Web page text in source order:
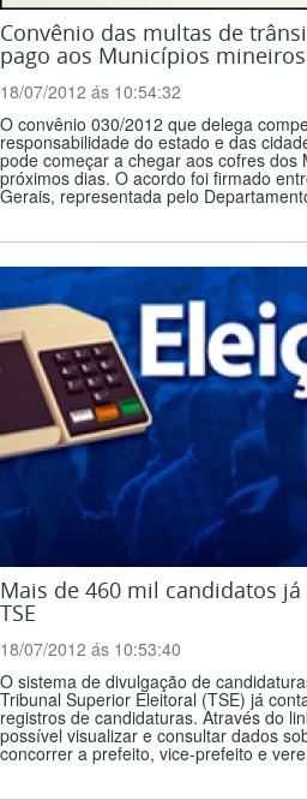
Convênio das multas de
pago aos Municípios mineiros
18/07/2012 ás 10:54:32
O convênio 030/2012 que delega
responsabilidade do estado e das
pode começar a chegar aos cofres dos
próximos dias. O acordo foi firmado
Gerais, representada pelo
Mais de 460 mil candidatos
TSE
18/07/2012 ás 10:53:40
O sistema de divulgação de
Tribunal Superior Eleitoral (TSE) já
registros de candidaturas. Através do
possível visualizar e consultar dados
concorrer a prefeito, vice-prefeito e